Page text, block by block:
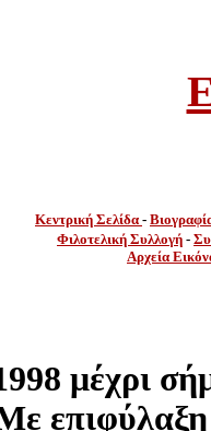
Κεντρική Σελίδα -
Φιλοτελική Συλλογή -
Αρχεία
μέχρι
επιφύλαξη